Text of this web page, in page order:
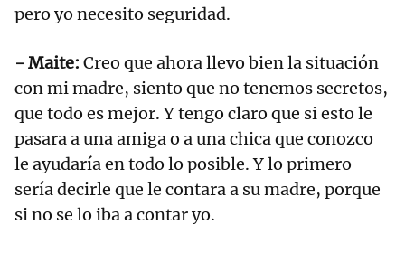
pero yo necesito seguridad.
- Maite: Creo que ahora llevo bien la situación
con mi madre, siento que no tenemos secretos,
que todo es mejor. Y tengo claro que si esto le
pasara a una amiga o a una chica que conozco
le ayudaría en todo lo posible. Y lo primero
sería decirle que le contara a su madre, porque
si no se lo iba a contar yo.